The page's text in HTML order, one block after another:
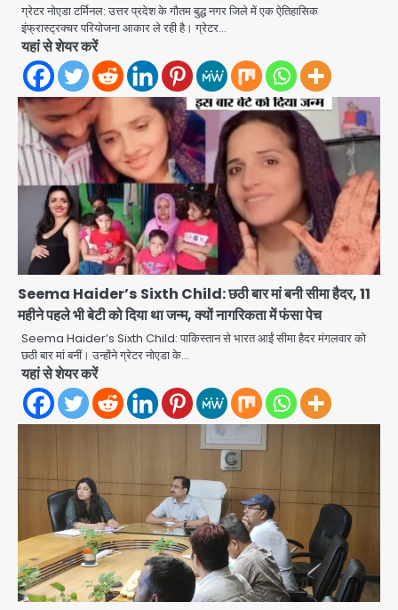
ग्रेटर नोएडा टर्मिनल: उत्तर प्रदेश के गौतम बुद्ध नगर जिले में एक ऐतिहासिक
इंफ्रास्ट्रक्चर परियोजना आकार ले रही है। ग्रेटर…
यहां से शेयर करें
Seema Haider’s Sixth Child: छठी बार मां बनी सीमा हैदर, 11
महीने पहले भी बेटी को दिया था जन्म, क्यों नागरिकता में फंसा पेच
Seema Haider’s Sixth Child: पाकिस्तान से भारत आईं सीमा हैदर मंगलवार को
छठी बार मां बनीं। उन्होंने ग्रेटर नोएडा के…
यहां से शेयर करें
2
स्वतंत्रता दिवस पर फूलप्रूफ सुरक्षा को लेकर
दिल्ली पुलिस मुख्यालय में मंथन
3
Petrol bomb attack on Shakib
Al Hasan’s house: शेख हसीना की
वर्चुअल प्रेस कॉन्फ्रेंस में जुड़ने पर भड़का
गुस्सा, शाकिब अल हसन के मगुरा स्थित घर पर
पेट्रोल बम से हमला
Avinash Kumar
4
Rasra Assembly seat: बसपा के
इकलौते विधायक उमाशंकर सिंह का निधन, दो
साल से कैंसर से जूझ रहे थे
Avinash Kumar